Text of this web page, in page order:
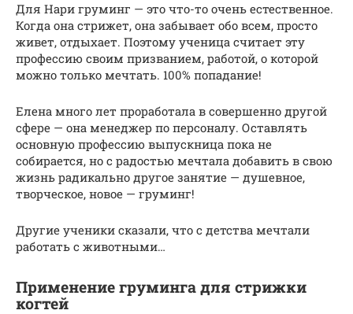
Для Нари груминг — это что-то очень естественное.
Когда она стрижет, она забывает обо всем, просто
живет, отдыхает. Поэтому ученица считает эту
профессию своим призванием, работой, о которой
можно только мечтать. 100% попадание!
Елена много лет проработала в совершенно другой
сфере — она менеджер по персоналу. Оставлять
основную профессию выпускница пока не
собирается, но с радостью мечтала добавить в свою
жизнь радикально другое занятие — душевное,
творческое, новое — груминг!
Другие ученики сказали, что с детства мечтали
работать с животными…
Применение груминга для стрижки
когтей